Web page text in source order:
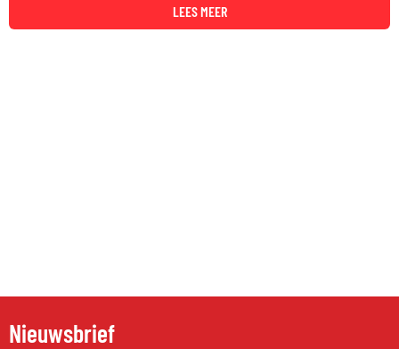
LEES MEER
Nieuwsbrief